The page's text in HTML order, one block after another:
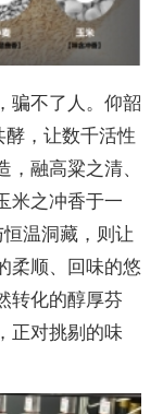
骗不了人。仰韶
酵，让数千活性
融高粱之清、
米之冲香于一
温洞藏，则让
柔顺、回味的悠
转化的醇厚芬
正对挑剔的味